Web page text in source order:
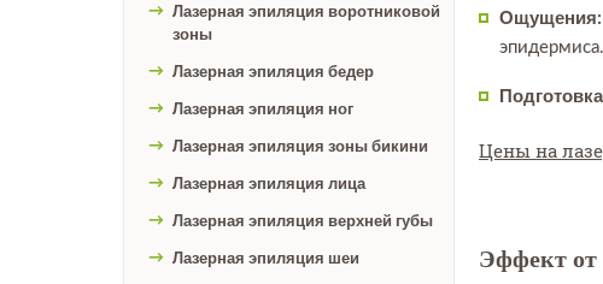
Лазерная эпиляция воротниковой
зоны
Лазерная эпиляция бедер
Лазерная эпиляция ног
Лазерная эпиляция зоны бикини
Лазерная эпиляция лица
Лазерная эпиляция верхней губы
Лазерная эпиляция шеи
Ощущения:
эпидермиса.
Цены на
Эффект от